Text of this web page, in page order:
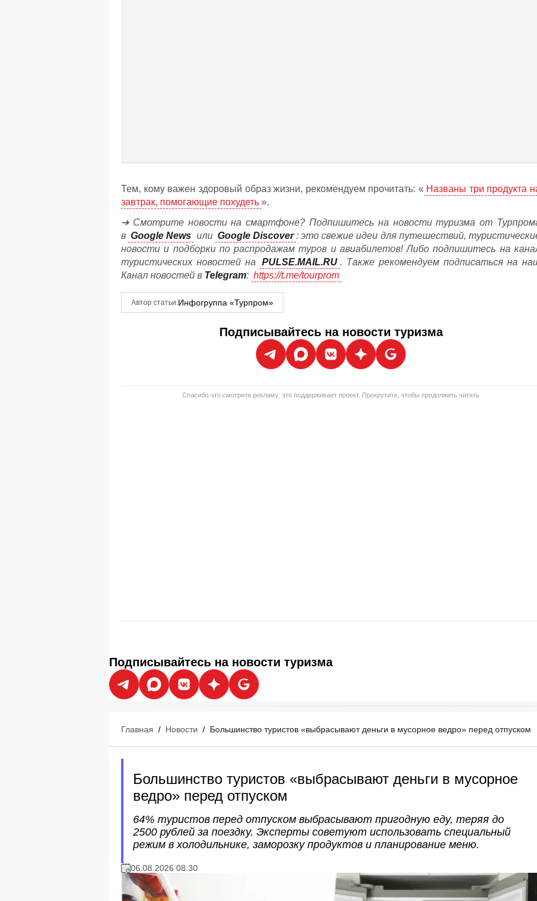
Тем, кому важен здоровый образ жизни, рекомендуем прочитать: « Названы три продукта
завтрак, помогающие похудеть ».
➔ Смотрите новости на смартфоне? Подпишитесь на новости туризма от
в Google News или Google Discover : это свежие идеи для путешествий,
новости и подборки по распродажам туров и авиабилетов! Либо подпишитесь на
туристических новостей на
PULSE.MAIL.RU . Также рекомендуем подписаться на
Канал новостей в Telegram: https://t.me/tourprom
Автор статьи:Инфогруппа «Турпром»
Подписывайтесь на новости туризма
Спасибо что смотрите рекламу, это поддерживает проект. Прокрутите, чтобы продолжить читать
Подписывайтесь на новости туризма
Главная / Новости / Большинство туристов «выбрасывают деньги в мусорное ведро» перед отпуском
Большинство туристов «выбрасывают деньги в мусорное
ведро» перед отпуском
64% туристов перед отпуском выбрасывают пригодную еду, теряя до
2500 рублей за поездку. Эксперты советуют использовать специальный
режим в холодильнике, заморозку продуктов и планирование меню.
06.08.2026 08:30